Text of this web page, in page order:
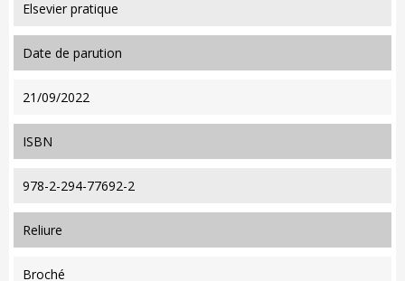
Elsevier pratique
date de parution
21/09/2022
ISBN
978-2-294-77692-2
reliure
Broché